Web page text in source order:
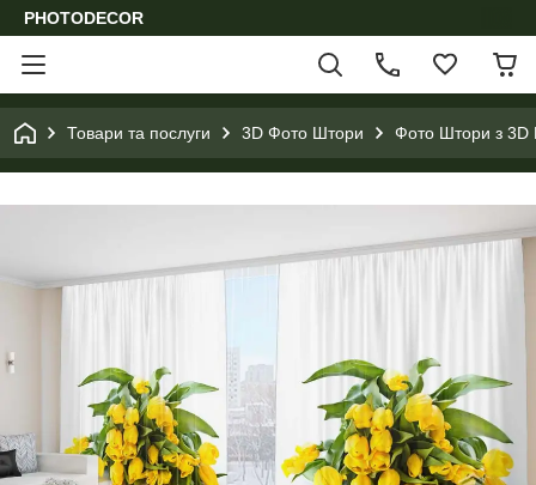
PHOTODECOR
Товари та послуги 3D Фото Штори Фото Штори з 3D